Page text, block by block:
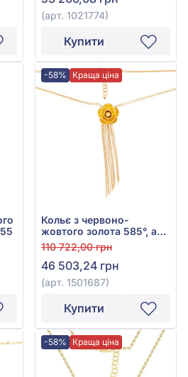
(арт. 1021774)
Купити
-58% Краща ціна
Кольє з червоно-
жовтого золота 585°, арт.
1501687
110 722,00 грн
46 503,24 грн
(арт. 1501687)
Купити
-58% Краща ціна